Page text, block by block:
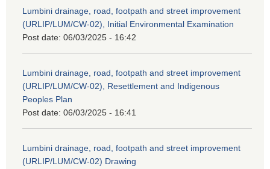
Lumbini drainage, road, footpath and street improvement
(URLIP/LUM/CW-02), Initial Environmental Examination
Post date: 06/03/2025 - 16:42
Lumbini drainage, road, footpath and street improvement
(URLIP/LUM/CW-02), Resettlement and Indigenous
Peoples Plan
Post date: 06/03/2025 - 16:41
Lumbini drainage, road, footpath and street improvement
(URLIP/LUM/CW-02) Drawing